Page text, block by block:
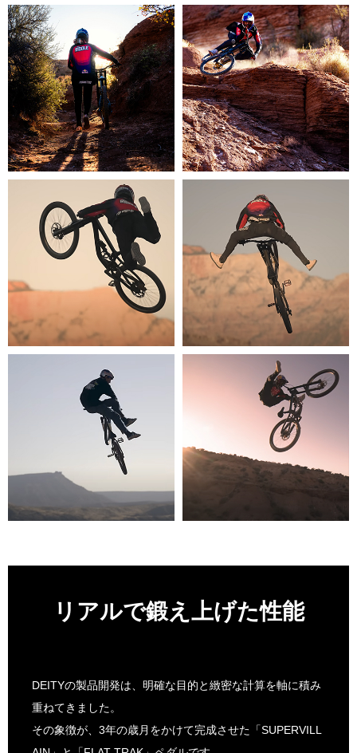
リアルで鍛え上げた性能
DEITYの製品開発は、明確な目的と緻密な計算を軸に積み
重ねてきました。
その象徴が、3年の歳月をかけて完成させた「SUPERVILL